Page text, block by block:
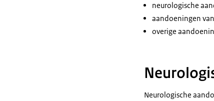
neurologische
aandoeningen
overige
Neurologische